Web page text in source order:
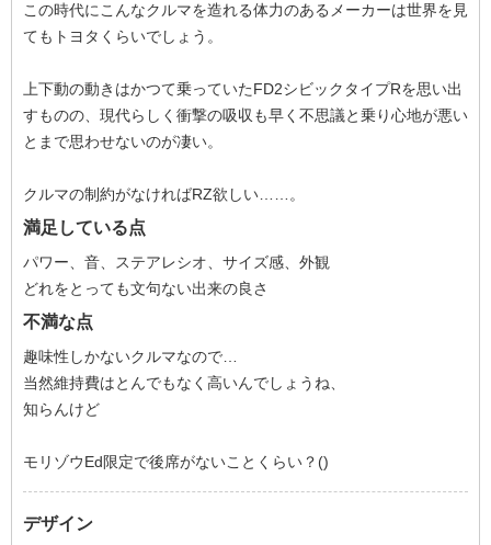
この時代にこんなクルマを造れる体力のあるメーカーは世界を見
てもトヨタくらいでしょう。
上下動の動きはかつて乗っていたFD2シビックタイプRを思い出
すものの、現代らしく衝撃の吸収も早く不思議と乗り心地が悪い
とまで思わせないのが凄い。
クルマの制約がなければRZ欲しい……。
満足している点
パワー、音、ステアレシオ、サイズ感、外観
どれをとっても文句ない出来の良さ
不満な点
趣味性しかないクルマなので…
当然維持費はとんでもなく高いんでしょうね、
知らんけど
モリゾウEd限定で後席がないことくらい？()
デザイン